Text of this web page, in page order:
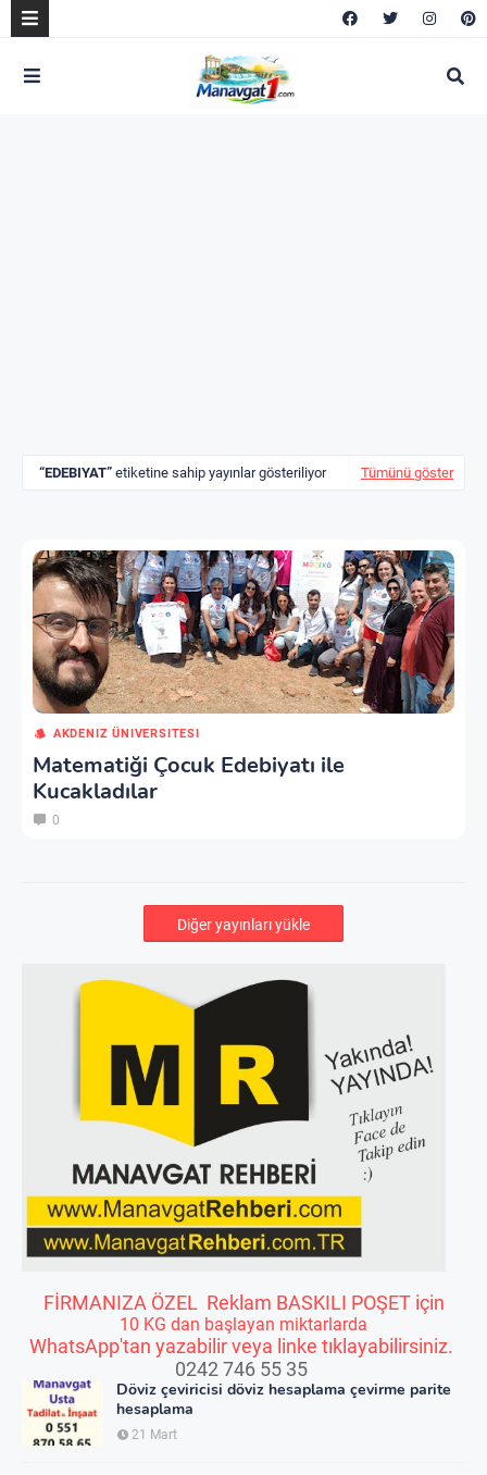
EDEBIYAT etiketine sahip yayınlar gösteriliyor Tümünü göster
AKDENIZ ÜNIVERSITESI
Matematiği Çocuk Edebiyatı ile
Kucakladılar
0
Diğer yayınları yükle
FİRMANIZA ÖZEL Reklam BASKILI POŞET için
10 KG dan başlayan miktarlarda
WhatsApp'tan yazabilir veya linke tıklayabilirsiniz.
0242 746 55 35
Döviz çeviricisi döviz hesaplama çevirme parite
hesaplama
21 Mart